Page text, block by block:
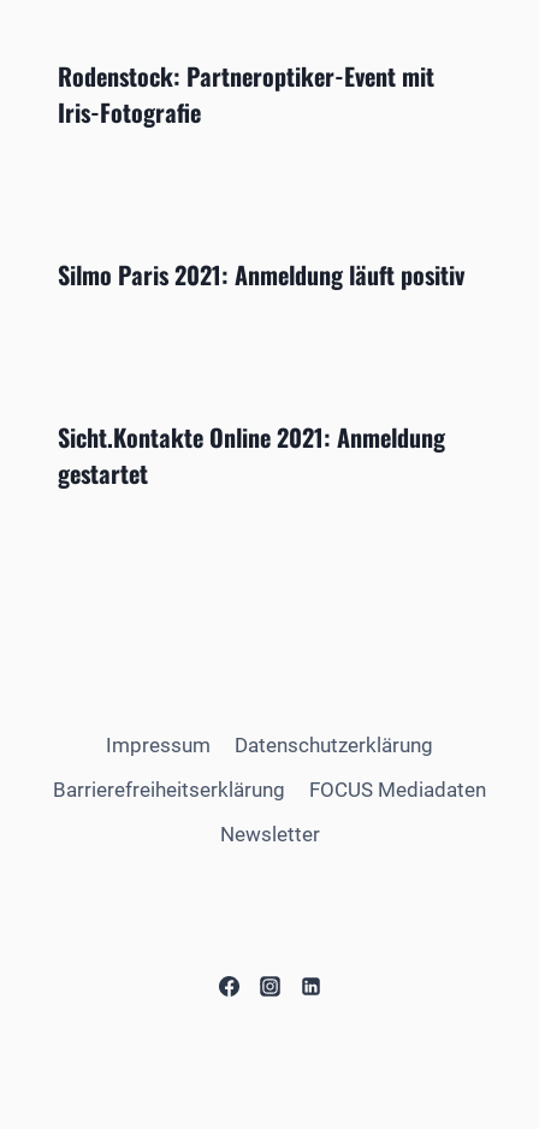
Rodenstock: Partneroptiker-Event mit
Iris-Fotografie
Silmo Paris 2021: Anmeldung läuft positiv
Sicht.Kontakte Online 2021: Anmeldung
gestartet
Impressum
Datenschutzerklärung
Barrierefreiheitserklärung
FOCUS Mediadaten
Newsletter